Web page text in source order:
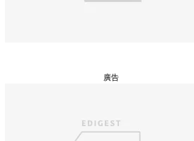
廣告